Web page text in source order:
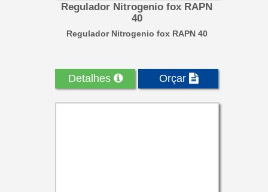
Regulador Nitrogenio fox RAPN
40
Regulador Nitrogenio fox RAPN 40
Detalhes Orçar